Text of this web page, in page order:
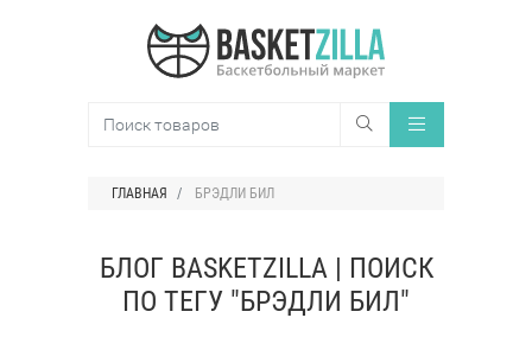
ГЛАВНАЯ БРЭДЛИ БИЛ
БЛОГ BASKETZILLA | ПОИСК
ПО ТЕГУ "БРЭДЛИ БИЛ"